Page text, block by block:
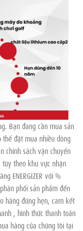
Bạn đang cần mua sản
đặt mua nhiều dòng
chính sách vận chuyển
theo khu vực nhận
ENERGIZER với %
phối sản phẩm đến
hàng đúng hẹn, cam kết
, hình thức thanh toán
hàng của chúng tôi tại